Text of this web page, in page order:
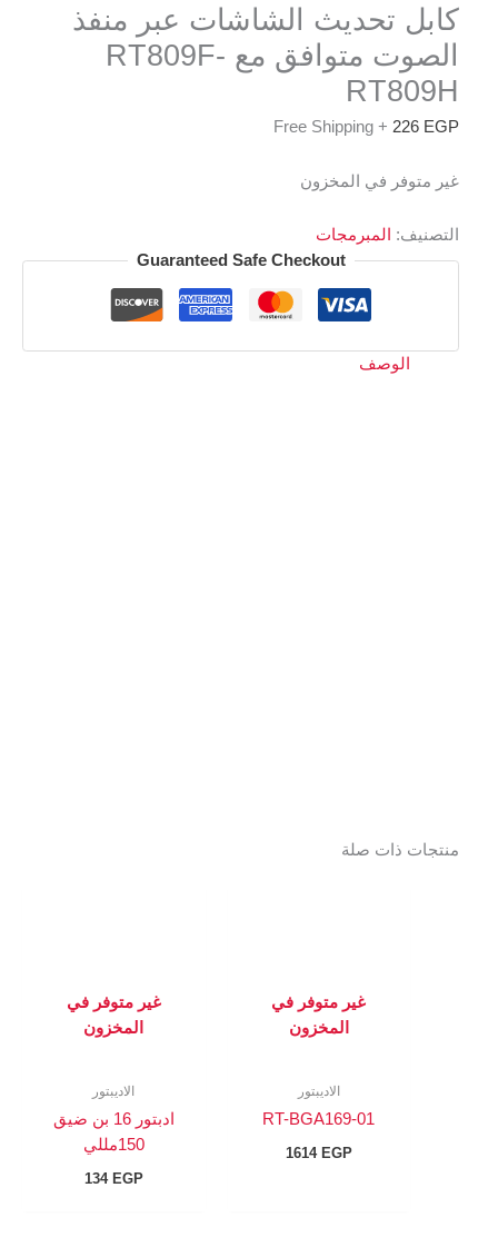
كابل تحديث الشاشات عبر منفذ
الصوت متوافق مع RT809F-
RT809H
226 EGP
+ Free Shipping
غير متوفر في المخزون
التصنيف:
المبرمجات
Guaranteed Safe Checkout
الوصف
منتجات ذات صلة
غير متوفر في
المخزون
الاديبتور
RT-BGA169-01
1614 EGP
غير متوفر في
المخزون
الاديبتور
ادبتور 16 بن ضيق
150مللي
134 EGP